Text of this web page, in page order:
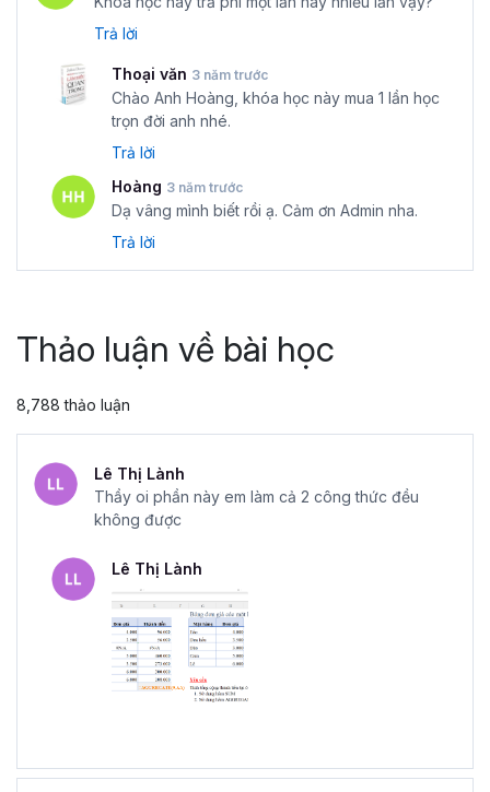
Trả lời
Thoại văn 3 năm trước
Chào Anh Hoàng, khóa học này mua 1 lần học
trọn đời anh nhé.
Trả lời
Hoàng 3 năm trước
Dạ vâng mình biết rồi ạ. Cảm ơn Admin nha.
Trả lời
Thảo luận về bài học
8,788 thảo luận
Lê Thị Lành
Thầy oi phần này em làm cả 2 công thức đều
không được
Lê Thị Lành